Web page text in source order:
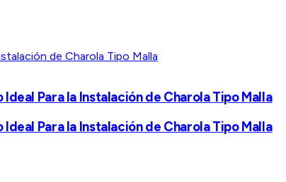
Para la Instalación de Charola Tipo Malla
Para la Instalación de Charola Tipo Malla